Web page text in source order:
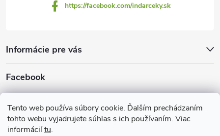
Tento web používa súbory cookie. Ďalším prechádzaním
tohto webu vyjadrujete súhlas s ich používaním. Viac
informáciítu.
https://facebook.com/indarceky.sk
Informácie pre vás
Facebook
Prijímame online platby